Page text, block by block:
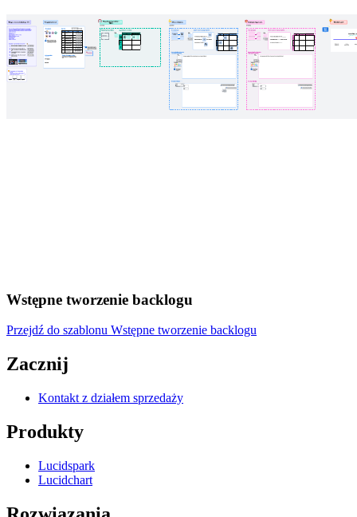
Wstępne tworzenie backlogu
Przejdź do szablonu Wstępne tworzenie backlogu
Zacznij
Kontakt z działem sprzedaży
Produkty
Lucidspark
Lucidchart